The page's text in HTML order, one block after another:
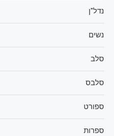
נדל"ן
נשים
סלב
סלבס
ספורט
ספרות